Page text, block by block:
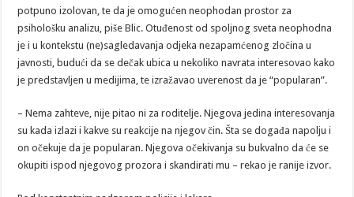
potpuno izolovan, te da je omogućen neophodan prostor za
psihološku analizu, piše Blic. Otuđenost od spoljnog sveta neophodna
je i u kontekstu (ne)sagledavanja odjeka nezapamćenog zločina u
javnosti, budući da se dečak ubica u nekoliko navrata interesovao kako
je predstavljen u medijima, te izražavao uverenost da je “popularan”.
– Nema zahteve, nije pitao ni za roditelje. Njegova jedina interesovanja
su kada izlazi i kakve su reakcije na njegov čin. Šta se događa napolju i
on očekuje da je popularan. Njegova očekivanja su bukvalno da će se
okupiti ispod njegovog prozora i skandirati mu – rekao je ranije izvor.